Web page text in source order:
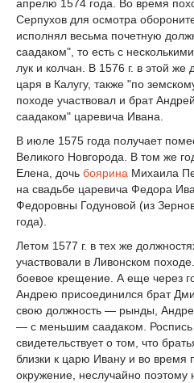
апрелю 1574 года. Во время
Серпухов для осмотра
исполнял весьма почетную
саадаком", то есть с
лук и колчан. В 1576 г. в этой
царя в Калугу, также "по
походе участвовал и брат
саадаком" царевича Ивана.
В июле 1575 года получает
Великого Новгорода. В том же
Елена, дочь боярина Михаила
на свадьбе царевича Федора
Федоровны Годуновой (из
года).
Летом 1577 г. в тех же
участвовали в Ливонском
боевое крещение. А еще через
Андрею присоединился брат
свою должность — рынды,
— с меньшим саадаком. Роспись
свидетельствует о том, что
близки к царю Ивану и во время
окружение, неслучайно поэтому